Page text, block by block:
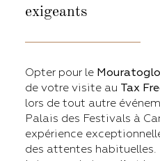
exigeants
Opter pour le
de votre visite au Tax
lors de tout autre
Palais des Festivals à
expérience
des attentes habituelles.